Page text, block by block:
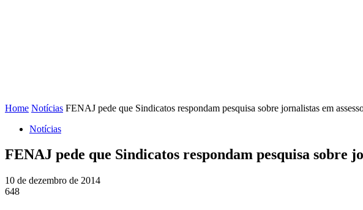
Home Notícias FENAJ pede que Sindicatos respondam pesquisa sobre jornalistas em
Notícias
FENAJ pede que Sindicatos respondam pesquisa sobre
10 de dezembro de 2014
648